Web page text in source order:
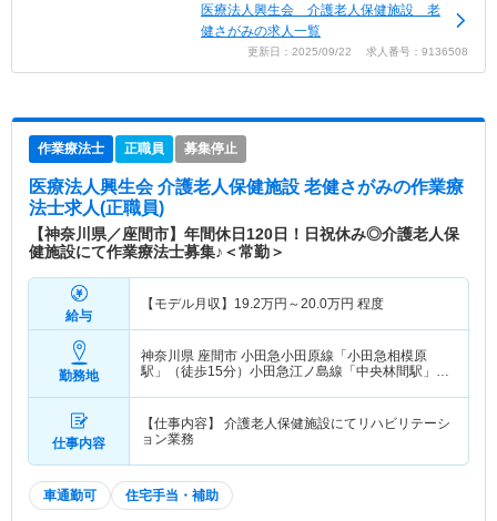
医療法人興生会 介護老人保健施設 老
健さがみの求人一覧
更新日：2025/09/22 求人番号：9136508
作業療法士 正職員 募集停止
医療法人興生会 介護老人保健施設 老健さがみの作業療
法士求人(正職員)
【神奈川県／座間市】年間休日120日！日祝休み◎介護老人保
健施設にて作業療法士募集♪＜常勤＞
給与
【モデル月収】 19.2万円～20.0万円 程度
勤務地
神奈川県 座間市 小田急小田原線「小田急相模原
駅」（徒歩15分）小田急江ノ島線「中央林間駅」
仕事内容
【仕事内容】 介護老人保健施設にてリハビリテーシ
ョン業務
車通勤可 住宅手当・補助